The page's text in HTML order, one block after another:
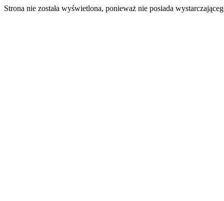
Strona nie została wyświetlona, ponieważ nie posiada